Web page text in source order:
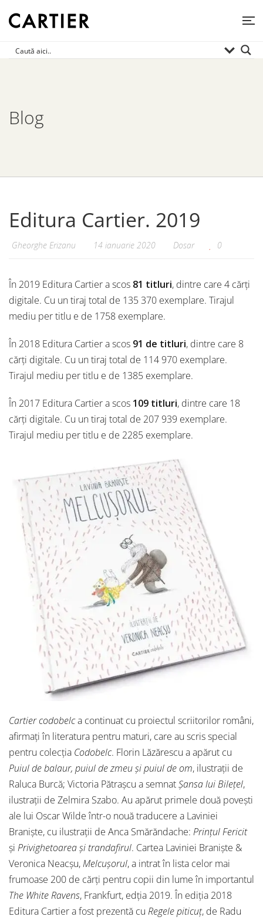
Blog
Editura Cartier. 2019
Gheorghe Erizanu 14 ianuarie 2020 Dosar 0
În 2019 Editura Cartier a scos 81 titluri, dintre care 4 cărți
digitale. Cu un tiraj total de 135 370 exemplare. Tirajul
mediu per titlu e de 1758 exemplare.
În 2018 Editura Cartier a scos 91 de titluri, dintre care 8
cărți digitale. Cu un tiraj total de 114 970 exemplare.
Tirajul mediu per titlu e de 1385 exemplare.
În 2017 Editura Cartier a scos 109 titluri, dintre care 18
cărți digitale. Cu un tiraj total de 207 939 exemplare.
Tirajul mediu per titlu e de 2285 exemplare.
Cartier codobelca continuat cu proiectul scriitorilor români,
afirmați în literatura pentru maturi, care au scris special
pentru colecția Codobelc. Florin Lăzărescu a apărut cu
Puiul de balaur, puiul de zmeu și puiul de om, ilustrații de
Raluca Burcă; Victoria Pătrașcu a semnatȘansa lui Bilețel,
ilustrații de Zelmira Szabo. Au apărut primele două povești
ale lui Oscar Wilde într-o nouă traducere a Laviniei
Braniște, cu ilustrații de Anca Smărăndache: Prințul Fericit
și Privighetoarea și trandafirul. Cartea Laviniei Braniște &
Veronica Neacșu,Melcușorul, a intrat în lista celor mai
frumoase 200 de cărți pentru copii din lume în importantul
The White Ravens, Frankfurt, edția 2019. În ediția 2018
Editura Cartier a fost prezentă cu Regele piticuț, de Radu